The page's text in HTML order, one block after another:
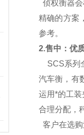
侦权衡器
精确的方案
参考。
2.售中：优
SCS系列
汽车衡，有
运用*的工
合理分配，
客户在选